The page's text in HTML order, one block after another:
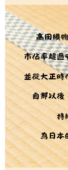
由本公司與您本人
3.完整用戶服務條款
是否繳費成功／繳
客戶支援中心」
【注意事項】
１．透過由恩沛科
易，需依本服務之
權轉讓予恩沛科技
２．關於個人資料處
https://aftee.tw/
３．未成年的使用
「AFTEE先享後付
任。
４．使用「AFTEE
時審查核予不同之
請求用戶進行身份
５．嚴禁一人註冊
恩沛科技股份有限
每筆NT$240